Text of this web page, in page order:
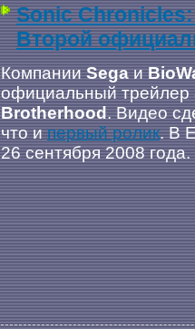
Sonic
Второй
КомпанииSegaи
официальный трейлер
Brotherhood. Видео
что ипервый ролик. В
26 сентября 2008 года.